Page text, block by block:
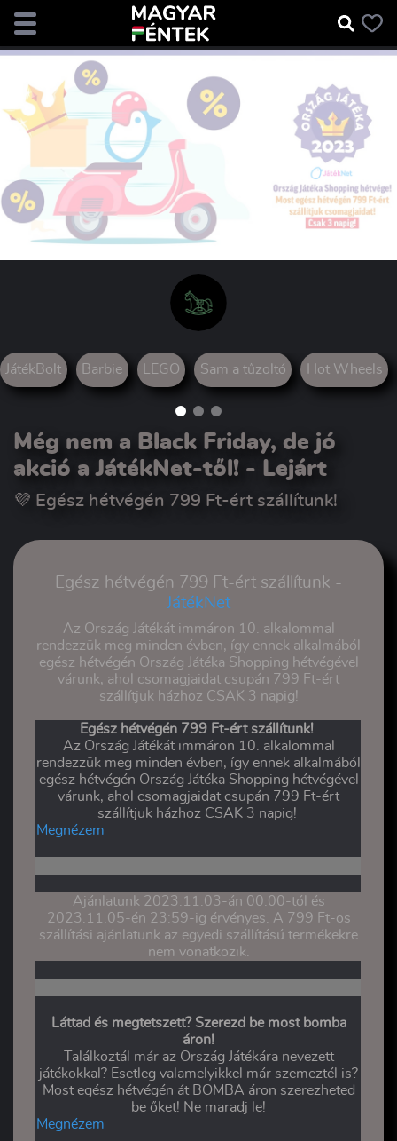
JátékBolt Barbie LEGO Sam a tűzoltó Hot Wheels
Még nem a Black Friday, de jó
akció a JátékNet-től! - Lejárt
💜 Egész hétvégén 799 Ft-ért szállítunk!
Egész hétvégén 799 Ft-ért szállítunk -
JátékNet
Az Ország Játékát immáron 10. alkalommal
rendezzük meg minden évben, így ennek alkalmából
egész hétvégén Ország Játéka Shopping hétvégével
várunk, ahol csomagjaidat csupán 799 Ft-ért
szállítjuk házhoz CSAK 3 napig!
Egész hétvégén 799 Ft-ért szállítunk!
Az Ország Játékát immáron 10. alkalommal
rendezzük meg minden évben, így ennek alkalmából
egész hétvégén Ország Játéka Shopping hétvégével
várunk, ahol csomagjaidat csupán 799 Ft-ért
szállítjuk házhoz CSAK 3 napig!
Megnézem
Ajánlatunk 2023.11.03-án 00:00-tól és
2023.11.05-én 23:59-ig érvényes. A 799 Ft-os
szállítási ajánlatunk az egyedi szállítású termékekre
nem vonatkozik.
Láttad és megtetszett? Szerezd be most bomba
áron!
Találkoztál már az Ország Játékára nevezett
játékokkal? Esetleg valamelyikkel már szemeztél is?
Most egész hétvégén át BOMBA áron szerezheted
be őket! Ne maradj le!
Megnézem